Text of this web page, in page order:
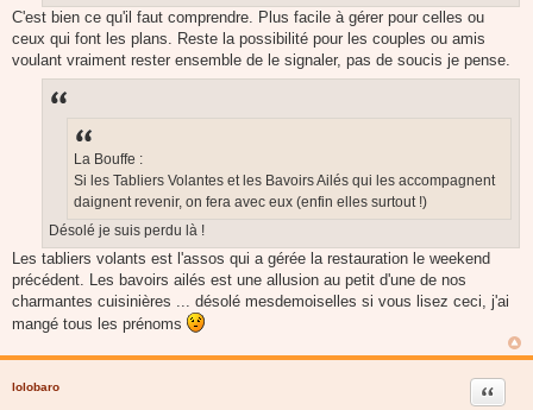
C'est bien ce qu'il faut comprendre. Plus facile à gérer pour celles ou
ceux qui font les plans. Reste la possibilité pour les couples ou amis
voulant vraiment rester ensemble de le signaler, pas de soucis je pense.
La Bouffe :
Si les Tabliers Volantes et les Bavoirs Ailés qui les accompagnent
daignent revenir, on fera avec eux (enfin elles surtout !)
Désolé je suis perdu là !
Les tabliers volants est l'assos qui a gérée la restauration le weekend
précédent. Les bavoirs ailés est une allusion au petit d'une de nos
charmantes cuisinières ... désolé mesdemoiselles si vous lisez ceci, j'ai
mangé tous les prénoms
lolobaro Citer